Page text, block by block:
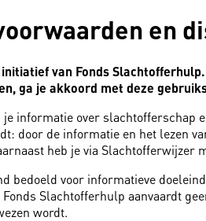
en
van Fonds
ga je akkoord met deze
informatie over slachtofferschap
door de informatie en het lezen
heb je via Slachtofferwijzer
bedoeld voor informatieve
Slachtofferhulp aanvaardt
wordt.